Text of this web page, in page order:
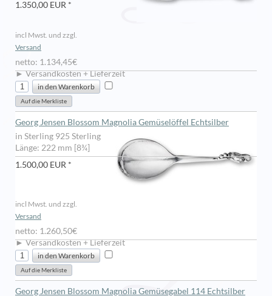
1.350,00 EUR *
incl Mwst. und zzgl.
Versand
netto: 1.134,45€
► Versandkosten + Lieferzeit
Georg Jensen Blossom Magnolia Gemüselöffel Echtsilber
in Sterling 925 Sterling
Länge: 222 mm [8¾]
1.500,00 EUR *
incl Mwst. und zzgl.
Versand
netto: 1.260,50€
► Versandkosten + Lieferzeit
Georg Jensen Blossom Magnolia Gemüsegabel 114 Echtsilber